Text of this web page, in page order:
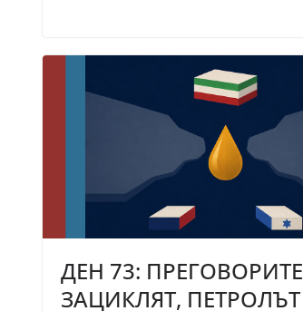
ДЕН 73: ПРЕГОВОРИТЕ
ЗАЦИКЛЯТ, ПЕТРОЛЪТ